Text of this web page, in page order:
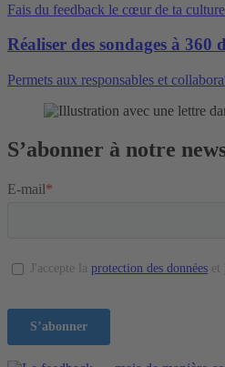
Fais du feedback le cœur de ta
Réaliser des sondages à 360
Permets aux responsables et
S’abonner à notre